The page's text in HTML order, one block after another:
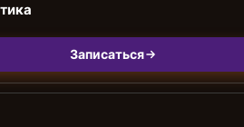
Записаться